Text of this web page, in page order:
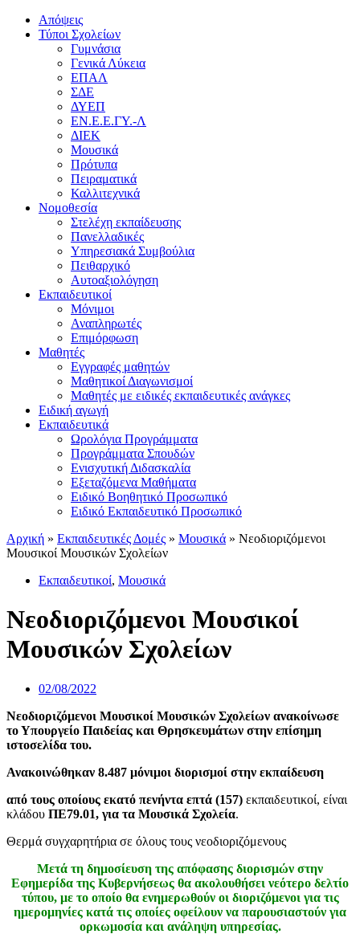
Απόψεις
Τύποι Σχολείων
Γυμνάσια
Γενικά Λύκεια
ΕΠΑΛ
ΣΔΕ
ΔΥΕΠ
ΕΝ.Ε.Ε.ΓΥ.-Λ
ΔΙΕΚ
Μουσικά
Πρότυπα
Πειραματικά
Καλλιτεχνικά
Νομοθεσία
Στελέχη εκπαίδευσης
Πανελλαδικές
Υπηρεσιακά Συμβούλια
Πειθαρχικό
Αυτοαξιολόγηση
Εκπαιδευτικοί
Μόνιμοι
Αναπληρωτές
Επιμόρφωση
Μαθητές
Εγγραφές μαθητών
Μαθητικοί Διαγωνισμοί
Μαθητές με ειδικές εκπαιδευτικές ανάγκες
Ειδική αγωγή
Εκπαιδευτικά
Ωρολόγια Προγράμματα
Προγράμματα Σπουδών
Ενισχυτική Διδασκαλία
Εξεταζόμενα Μαθήματα
Ειδικό Βοηθητικό Προσωπικό
Ειδικό Εκπαιδευτικό Προσωπικό
Αρχική » Εκπαιδευτικές Δομές » Μουσικά » Νεοδιοριζόμενοι
Μουσικοί Μουσικών Σχολείων
Εκπαιδευτικοί, Μουσικά
Νεοδιοριζόμενοι Μουσικοί
Μουσικών Σχολείων
02/08/2022
Νεοδιοριζόμενοι Μουσικοί Μουσικών Σχολείων ανακοίνωσε
το Υπουργείο Παιδείας και Θρησκευμάτων στην επίσημη
ιστοσελίδα του.
Ανακοινώθηκαν 8.487 μόνιμοι διορισμοί στην εκπαίδευση
από τους οποίους εκατό πενήντα επτά (157) εκπαιδευτικοί, είναι
κλάδου ΠΕ79.01, για τα Μουσικά Σχολεία.
Θερμά συγχαρητήρια σε όλους τους νεοδιοριζόμενους
Μετά τη δημοσίευση της απόφασης διορισμών στην
Εφημερίδα της Κυβερνήσεως θα ακολουθήσει νεότερο δελτίο
τύπου, με το οποίο θα ενημερωθούν οι διοριζόμενοι για τις
ημερομηνίες κατά τις οποίες οφείλουν να παρουσιαστούν για
ορκωμοσία και ανάληψη υπηρεσίας.